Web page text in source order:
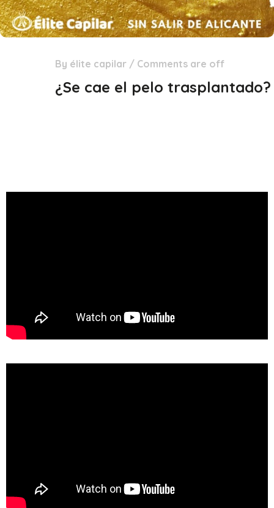
By élite capilar / Comments are off
¿Se cae el pelo trasplantado?